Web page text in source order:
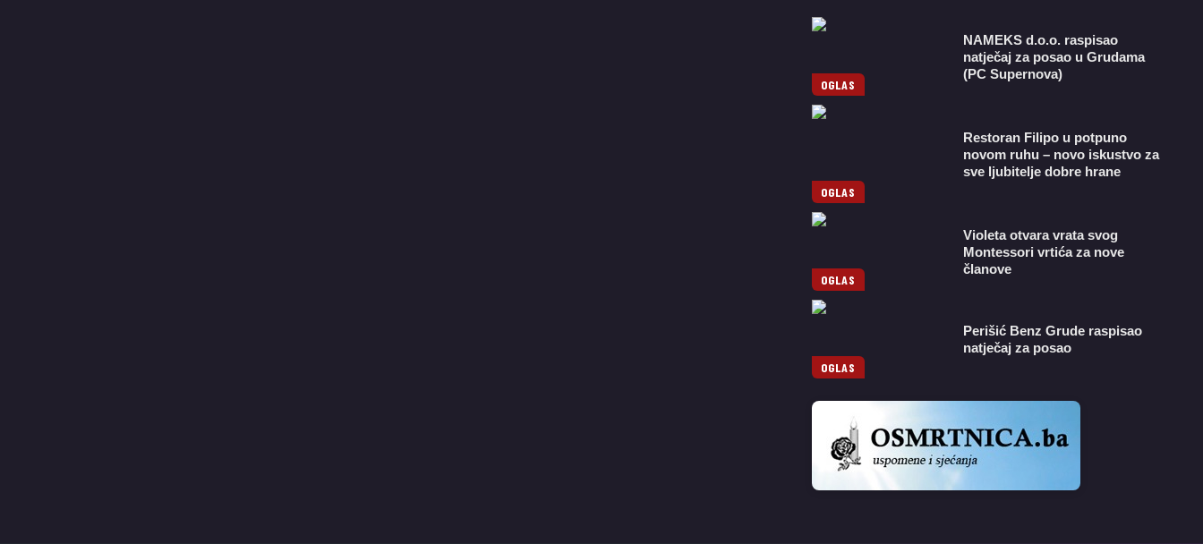
OGLAS
NAMEKS d.o.o. raspisao
natječaj za posao u Grudama
(PC Supernova)
OGLAS
Restoran Filipo u potpuno
novom ruhu – novo iskustvo za
sve ljubitelje dobre hrane
OGLAS
Violeta otvara vrata svog
Montessori vrtića za nove
članove
OGLAS
Perišić Benz Grude raspisao
natječaj za posao